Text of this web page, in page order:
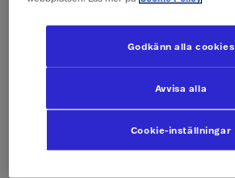
Cookie-inställningar
Avvisa alla
Godkänn alla cookies